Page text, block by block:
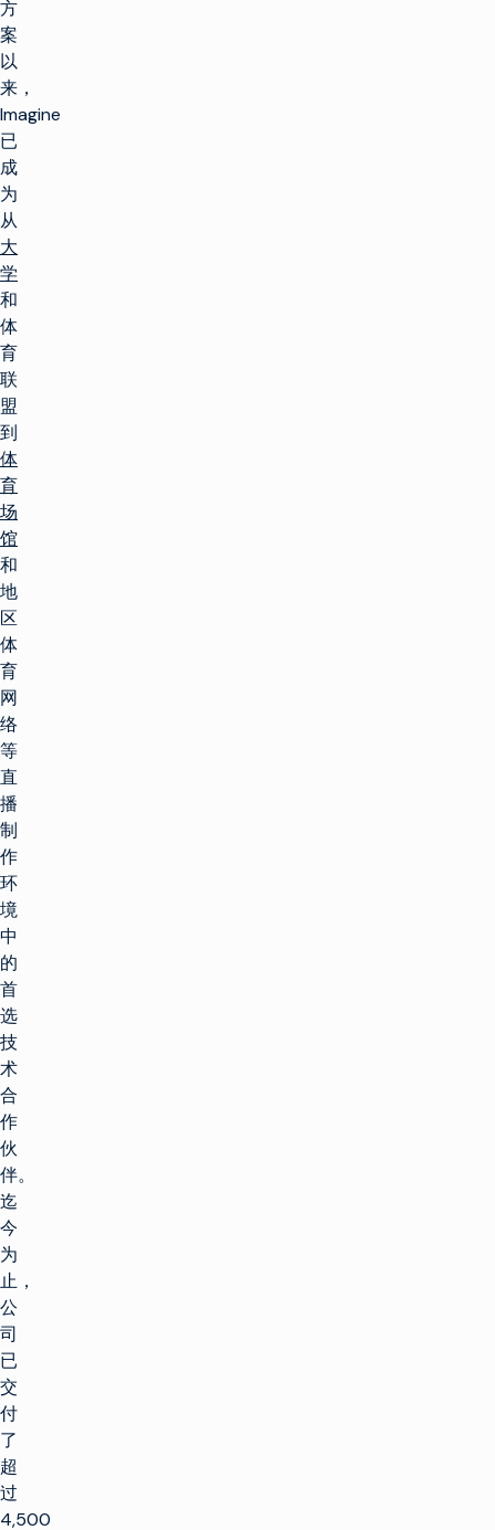
方
案
以
来，
Imagine
已
成
为
从
大
学
和
体
育
联
盟
到
体
育
场
馆
和
地
区
体
育
网
络
等
直
播
制
作
环
境
中
的
首
选
技
术
合
作
伙
伴。
迄
今
为
止，
公
司
已
交
付
了
超
过
4,500